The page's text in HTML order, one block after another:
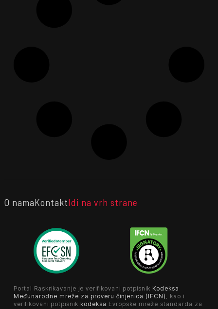
O namaKontaktIdi na vrh strane
Portal Raskrikavanje je verifikovani potpisnik Kodeksa
Međunarodne mreže za proveru činjenica (IFCN) , kao i
verifikovani potpisnik kodeksa Evropske mreže standarda za